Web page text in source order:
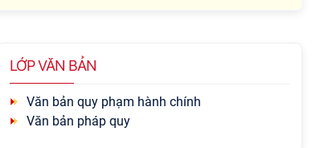
LỚP VĂN BẢN
Văn bản quy phạm hành chính
Văn bản pháp quy